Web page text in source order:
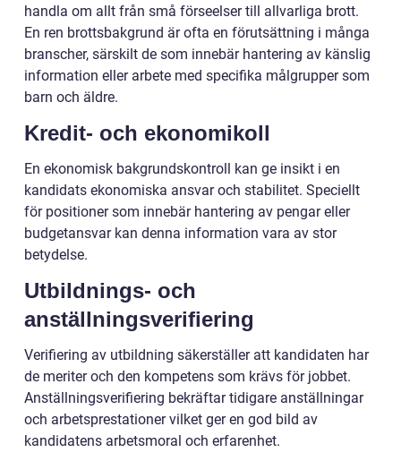
handla om allt från små förseelser till allvarliga brott.
En ren brottsbakgrund är ofta en förutsättning i många
branscher, särskilt de som innebär hantering av känslig
information eller arbete med specifika målgrupper som
barn och äldre.
Kredit- och ekonomikoll
En ekonomisk bakgrundskontroll kan ge insikt i en
kandidats ekonomiska ansvar och stabilitet. Speciellt
för positioner som innebär hantering av pengar eller
budgetansvar kan denna information vara av stor
betydelse.
Utbildnings- och
anställningsverifiering
Verifiering av utbildning säkerställer att kandidaten har
de meriter och den kompetens som krävs för jobbet.
Anställningsverifiering bekräftar tidigare anställningar
och arbetsprestationer vilket ger en god bild av
kandidatens arbetsmoral och erfarenhet.